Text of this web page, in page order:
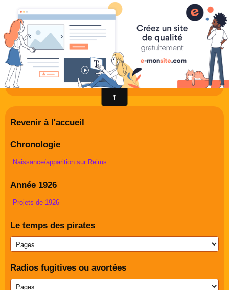
radioreims : tout sur l'histoire et
le présent des radios de Reims
Derniers potins de la FM rémoise
Livre d'or
Contact
Album Photos
Revenir à l'accueil
Chronologie
Naissance/apparition sur Reims
Année 1926
Projets de 1926
Le temps des pirates
Radios fugitives ou avortées